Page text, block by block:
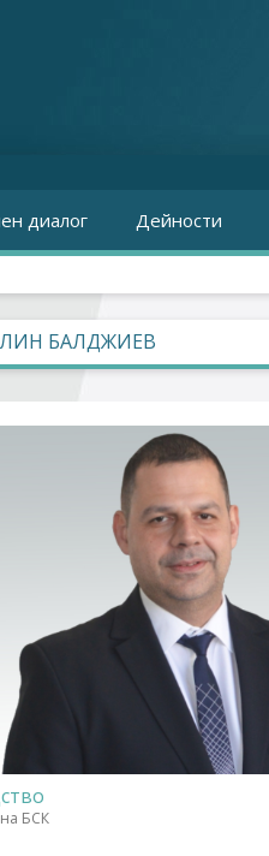
диалог Дейности
БАЛДЖИЕВ
БСК